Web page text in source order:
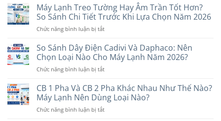
Nên
Chọn
Nào?
Nhất
Hiện
Gợi
Các
Thương
Uy
Lạnh
Inverter
Và
Non-
Nên
Chọn
Nào
Hợp
Với
Cầu
Máy Lạnh Treo Tường Hay Âm Trần Tốt Hơn?
So Sánh Chi Tiết Trước Khi Lựa Chọn Năm 2026
Chức năng bình luận bị tắtở
Lạnh
Treo
Tường
Hay
Trần
Tốt
Hơn?
So
So Sánh Dây Điện Cadivi Và Daphaco: Nên
Chọn Loại Nào Cho Máy Lạnh Năm 2026?
Chức năng bình luận bị tắtở
Sánh
Điện
Cadivi
CB 1 Pha Và CB 2 Pha Khác Nhau Như Thế Nào?
Máy Lạnh Nên Dùng Loại Nào?
Chức năng bình luận bị tắtở